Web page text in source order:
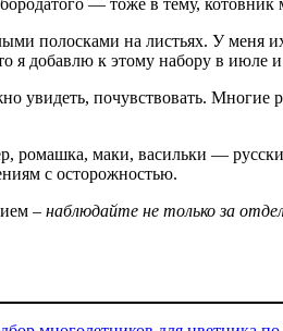
полосками на листьях. У
добавлю к этому набору в июле и
увидеть, почувствовать.
ромашка, маки, васильки —
с осторожностью.
– наблюдайте не только за